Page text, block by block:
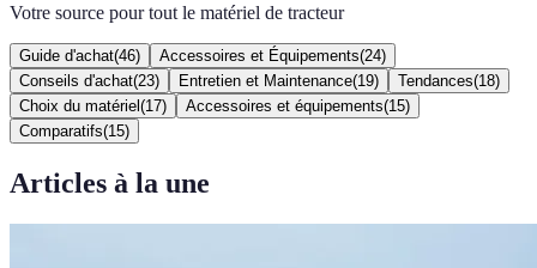
Votre source pour tout le matériel de tracteur
Guide d'achat(46) Accessoires et Équipements(24)
Conseils d'achat(23) Entretien et Maintenance(19) Tendances(18)
Choix du matériel (17) Accessoires et équipements(15)
Comparatifs(15)
Articles à la une